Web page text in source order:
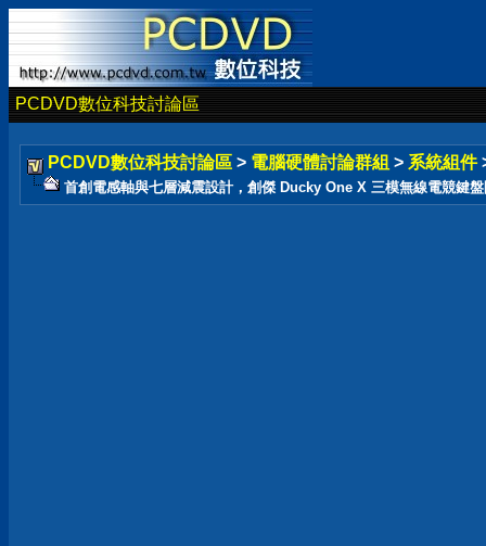
PCDVD數位科技討論區
PCDVD數位科技討論區 > 電腦硬體討論群組 > 系統組件
首創電感軸與七層減震設計，創傑 Ducky One X 三模無線電競鍵